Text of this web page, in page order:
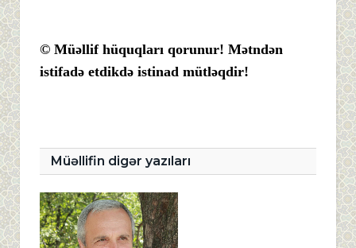
© Müəllif hüquqları qorunur! Mətndən
istifadə etdikdə istinad mütləqdir!
Müəllifin digər yazıları